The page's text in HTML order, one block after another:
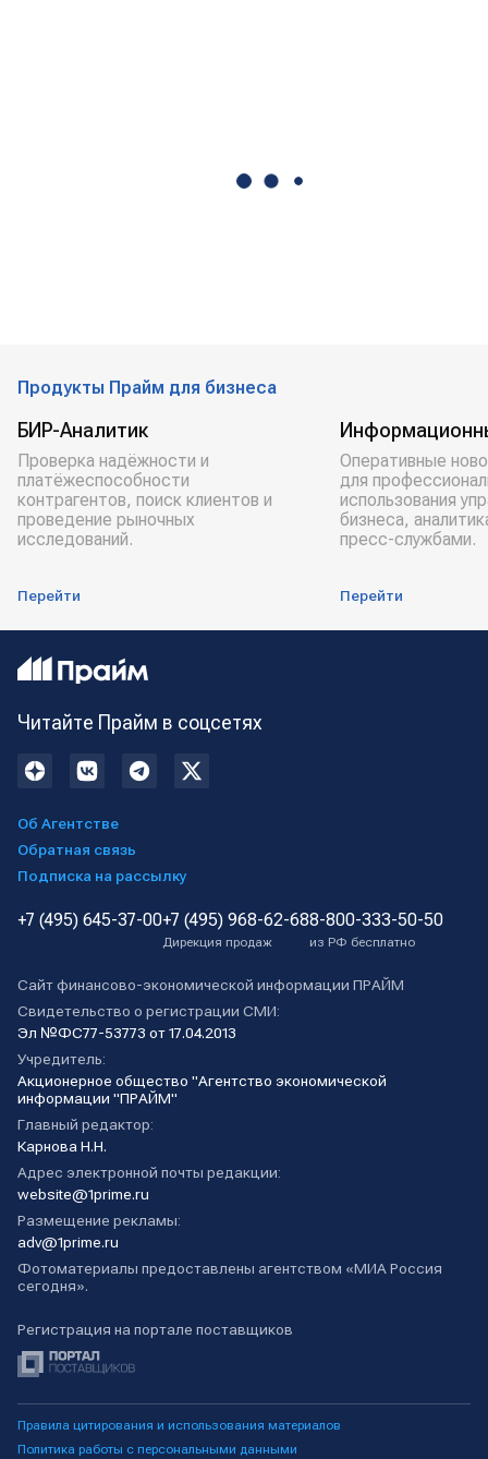
Продукты Прайм для бизнеса
БИР-Аналитик
Проверка надёжности и
платёжеспособности
контрагентов, поиск клиентов и
проведение рыночных
исследований.
Перейти
Оперативные
для
использования
бизнеса,
пресс-службами.
Перейти
Читайте Прайм в соцсетях
Об Агентстве
Обратная связь
Подписка на рассылку
+7 (495) 645-37-00+7 (495) 968-62-68
Дирекция продаж
8-800-333-50-50
из РФ бесплатно
Сайт финансово-экономической информации ПРАЙМ
Свидетельство о регистрации СМИ:
Эл №ФС77-53773 от 17.04.2013
Учредитель:
Акционерное общество "Агентство экономической
информации "ПРАЙМ"
Главный редактор:
Карнова Н.Н.
Адрес электронной почты редакции:
website@1prime.ru
Размещение рекламы:
adv@1prime.ru
Фотоматериалы предоставлены агентством «МИА Россия
сегодня».
Регистрация на портале поставщиков
Правила цитирования и использования материалов
Политика работы с персональными данными